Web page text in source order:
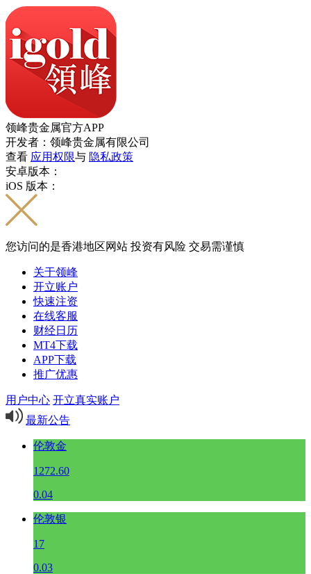
领峰贵金属官方APP
开发者：领峰贵金属有限公司
查看 应用权限与 隐私政策
安卓版本：
iOS 版本：
您访问的是香港地区网站 投资有风险 交易需谨慎
关于领峰
开立账户
快速注资
在线客服
财经日历
MT4下载
APP下载
推广优惠
用户中心 开立真实账户
最新公告
伦敦金
1272.60
0.04
伦敦银
17
0.03